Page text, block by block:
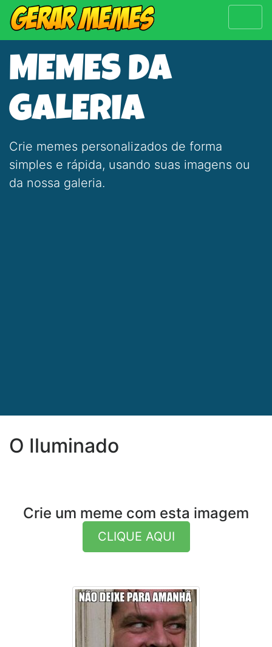
MEMES DA
GALERIA
Crie memes personalizados de forma
simples e rápida, usando suas imagens ou
da nossa galeria.
O Iluminado
Crie um meme com esta imagem
CLIQUE AQUI